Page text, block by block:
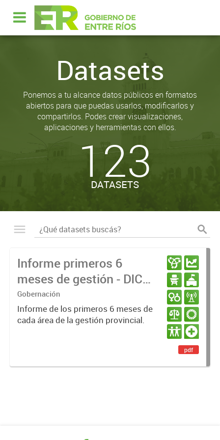
Datasets
Ponemos a tu alcance datos públicos en formatos
abiertos para que puedas usarlos, modificarlos y
compartirlos. Podes crear visualizaciones,
aplicaciones y herramientas con ellos.
123
DATASETS
Informe primeros 6
meses de gestión - DIC
23 / JUN 24
Gobernación
Informe de los primeros 6 meses de
cada área de la gestión provincial.
pdf